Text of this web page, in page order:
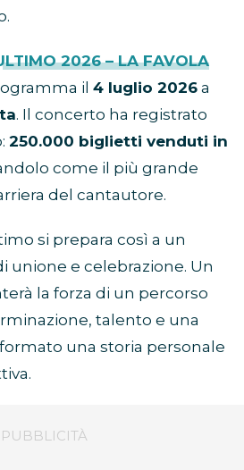
2026 – LA FAVOLA
il 4 luglio 2026 a
. Il concerto ha registrato
250.000 biglietti venduti in
come il più grande
del cantautore.
si prepara così a un
unione e celebrazione. Un
la forza di un percorso
talento e una
una storia personale